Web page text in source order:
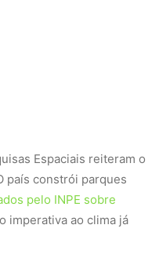
Espaciais reiteram o
país constrói parques
pelo INPE sobre
imperativa ao clima já